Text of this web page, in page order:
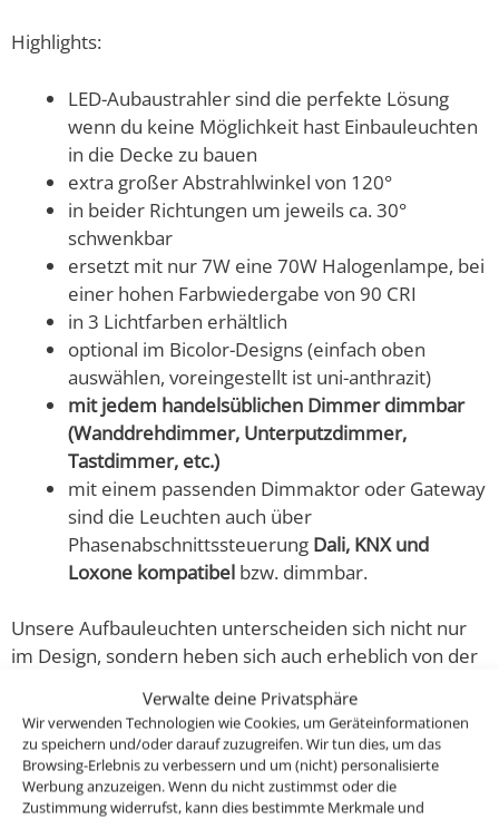
Verwalte deine Privatsphäre
Wir verwenden Technologien wie Cookies, um Geräteinformationen
zu speichern und/oder darauf zuzugreifen. Wir tun dies, um das
Browsing-Erlebnis zu verbessern und um (nicht) personalisierte
Werbung anzuzeigen. Wenn du nicht zustimmst oder die
Zustimmung widerrufst, kann dies bestimmte Merkmale und
Highlights:
LED-Aubaustrahler sind die perfekte Lösung
wenn du keine Möglichkeit hast Einbauleuchten
in die Decke zu bauen
extra großer Abstrahlwinkel von 120°
in beider Richtungen um jeweils ca. 30°
schwenkbar
ersetzt mit nur 7W eine 70W Halogenlampe, bei
einer hohen Farbwiedergabe von 90 CRI
in 3 Lichtfarben erhältlich
optional im Bicolor-Designs (einfach oben
auswählen, voreingestellt ist uni-anthrazit)
mit jedem handelsüblichen Dimmer dimmbar
(Wanddrehdimmer, Unterputzdimmer,
Tastdimmer, etc.)
mit einem passenden Dimmaktor oder Gateway
sind die Leuchten auch über
Phasenabschnittssteuerung Dali, KNX und
Loxone kompatibel bzw. dimmbar.
Unsere Aufbauleuchten unterscheiden sich nicht nur
im Design, sondern heben sich auch erheblich von der
verarbeiten auch hier nur reinstes CNC-gefrästes Voll-
Aluminium, die Strahler werden zudem nicht mit einer
unschönen Verschraubung an der Decke befestigt. Bei
uns wird ein ebenfalls CNC-gefrästes Feingewinde an